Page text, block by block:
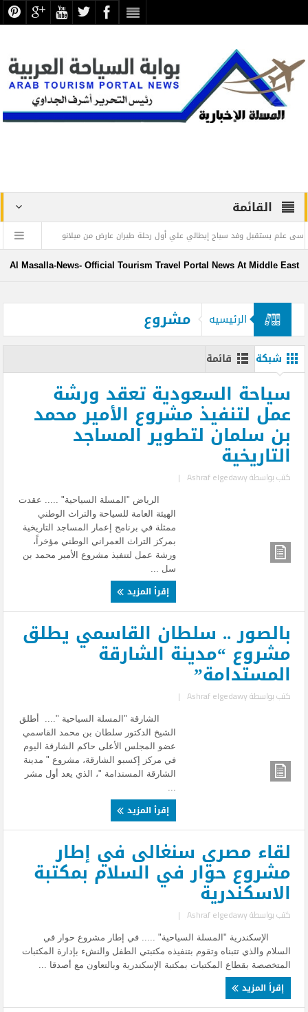
القائمة
سياح إيطالي علي أول رحلة طيران عارض من ميلانو
كندا تمنح تصاريح إقامة دائمة غير مسبوقة في
في المنطقة العربية
Al Masalla-News- Official Tourism Travel Portal News At Middle East
الرئيسيه مشروع
شبكة قائمة
سياحة السعودية تعقد ورشة
عمل لتنفيذ مشروع الأمير محمد
بن سلمان لتطوير المساجد
التاريخية
كتب بواسطةAshraf elgedawy
|
الرياض "المسلة السياحية" ..... عقدت
الهيئة العامة للسياحة والتراث الوطني
ممثلة في برنامج إعمار المساجد التاريخية
بمركز التراث العمراني الوطني مؤخراً،
ورشة عمل لتنفيذ مشروع الأمير محمد بن
سل ...
إقرأ المزيد
بالصور .. سلطان القاسمي يطلق
مشروع “مدينة الشارقة
المستدامة”
كتب بواسطةAshraf elgedawy
|
الشارقة "المسلة السياحية ".... أطلق
الشيخ الدكتور سلطان بن محمد القاسمي
عضو المجلس الأعلى حاكم الشارقة اليوم
في مركز إكسبو الشارقة، مشروع " مدينة
الشارقة المستدامة "، الذي يعد أول مشر
إقرأ المزيد
لقاء مصري سنغالى في إطار
مشروع حوار في السلام بمكتبة
الاسكندرية
كتب بواسطةAshraf elgedawy
|
الإسكندرية "المسلة السياحية" ..... في إطار مشروع حوار في
السلام والذي تتبناه وتقوم بتنفيذه مكتبتي الطفل والنشء بإدارة المكتبات
المتخصصة بقطاع المكتبات بمكتبة الإسكندرية وبالتعاون مع أصدقا ...
إقرأ المزيد